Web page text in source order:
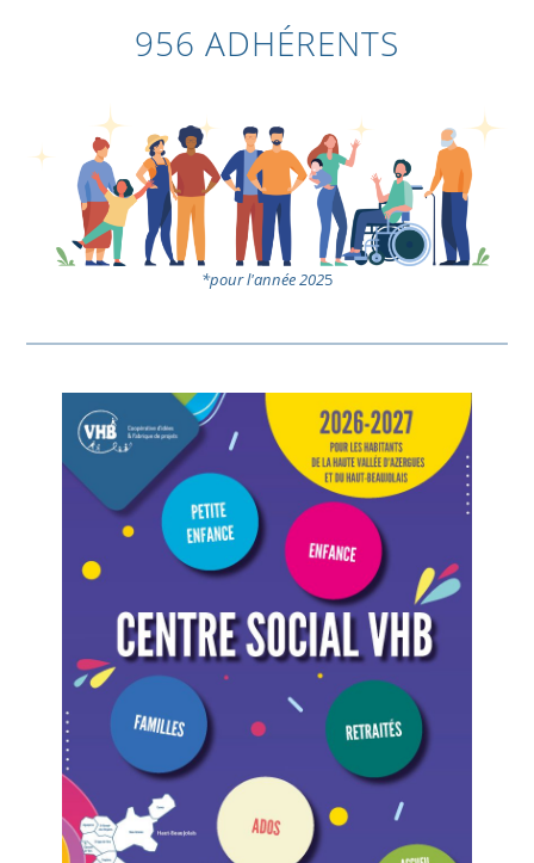
956 ADHÉRENTS
*pour l'année 2025